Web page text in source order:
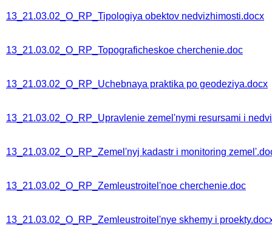
13_21.03.02_O_RP_Tipologiya obektov nedvizhimosti.docx
13_21.03.02_O_RP_Topograficheskoe cherchenie.doc
13_21.03.02_O_RP_Uchebnaya praktika po geodeziya.docx
13_21.03.02_O_RP_Upravlenie zemel'nymi resursami i
13_21.03.02_O_RP_Zemel'nyj kadastr i monitoring
13_21.03.02_O_RP_Zemleustroitel'noe cherchenie.doc
13_21.03.02_O_RP_Zemleustroitel'nye skhemy i